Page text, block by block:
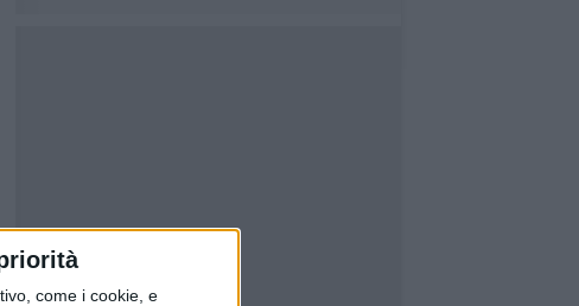
come i cookie, e